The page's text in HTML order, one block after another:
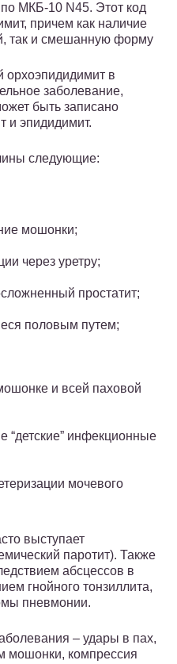
МКБ-10 N45. Этот код
причем как наличие
так и смешанную форму
в
заболевание,
быть записано
и эпидидимит.
следующие:
мошонки;
через уретру;
простатит;
половым путем;
и всей паховой
“детские” инфекционные
мочевого
выступает
паротит). Также
абсцессов в
гнойного тонзиллита,
пневмонии.
– удары в пах,
мошонки, компрессия